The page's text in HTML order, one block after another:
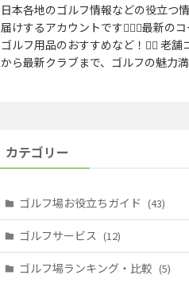
日本各地のゴルフ情報などの役立つ
届けするアカウントです🏌️‍♂️⛳️最新のコ
ゴルフ用品のおすすめなど！🏌️‍♀️ 老舗
から最新クラブまで、ゴルフの魅力満
カテゴリー
ゴルフ場お役立ちガイド (43)
ゴルフサービス (12)
ゴルフ場ランキング・比較 (5)